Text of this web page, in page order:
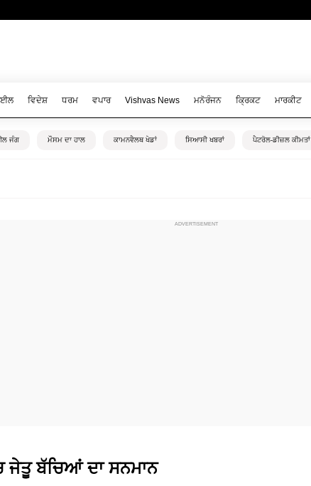
ਵਿਦੇਸ਼ ਧਰਮ ਵਪਾਰ Vishvas News ਮਨੋਰੰਜਨ ਕ੍ਰਿਕਟ ਮਾਰਕੀਟ
ਜੰਗ ਮੌਸਮ ਦਾ ਹਾਲ ਕਾਮਨਵੈਲਥ ਖੇਡਾਂ ਸਿਆਸੀ ਖਬਰਾਂ ਪੈਟਰੋਲ-ਡੀਜ਼ਲ ਕੀਮਤਾਂ
ਜੇਤੂ ਬੱਚਿਆਂ ਦਾ ਸਨਮਾਨ